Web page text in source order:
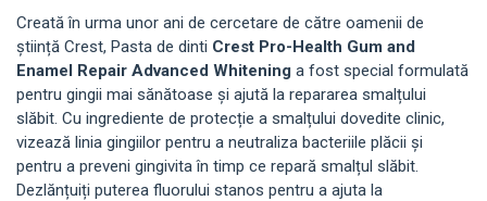
Creată în urma unor ani de cercetare de către oamenii de
știință Crest, Pasta de dinti Crest Pro-Health Gum and
Enamel Repair Advanced Whitening a fost special formulată
pentru gingii mai sănătoase și ajută la repararea smalțului
slăbit. Cu ingrediente de protecție a smalțului dovedite clinic,
vizează linia gingiilor pentru a neutraliza bacteriile plăcii și
pentru a preveni gingivita în timp ce repară smalțul slăbit.
Dezlănțuiți puterea fluorului stanos pentru a ajuta la